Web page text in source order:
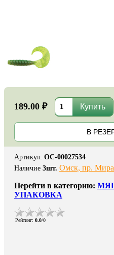
189.00 ₽
В
Артикул: ОС-00027534
Наличие 3шт. Омск, пр. Мира
Перейти в категорию:
УПАКОВКА
Рейтинг: 0.0/0